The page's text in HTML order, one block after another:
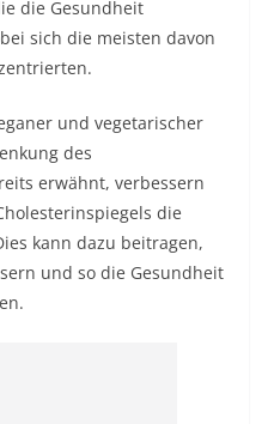
die Gesundheit
sich die meisten davon
und vegetarischer
des
erwähnt, verbessern
die
kann dazu beitragen,
und so die Gesundheit